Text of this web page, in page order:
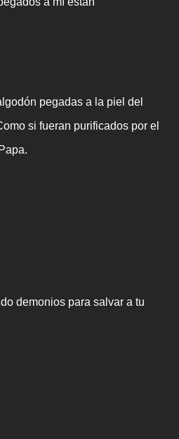
pegadas a la piel del
si fueran purificados por el
demonios para salvar a tu